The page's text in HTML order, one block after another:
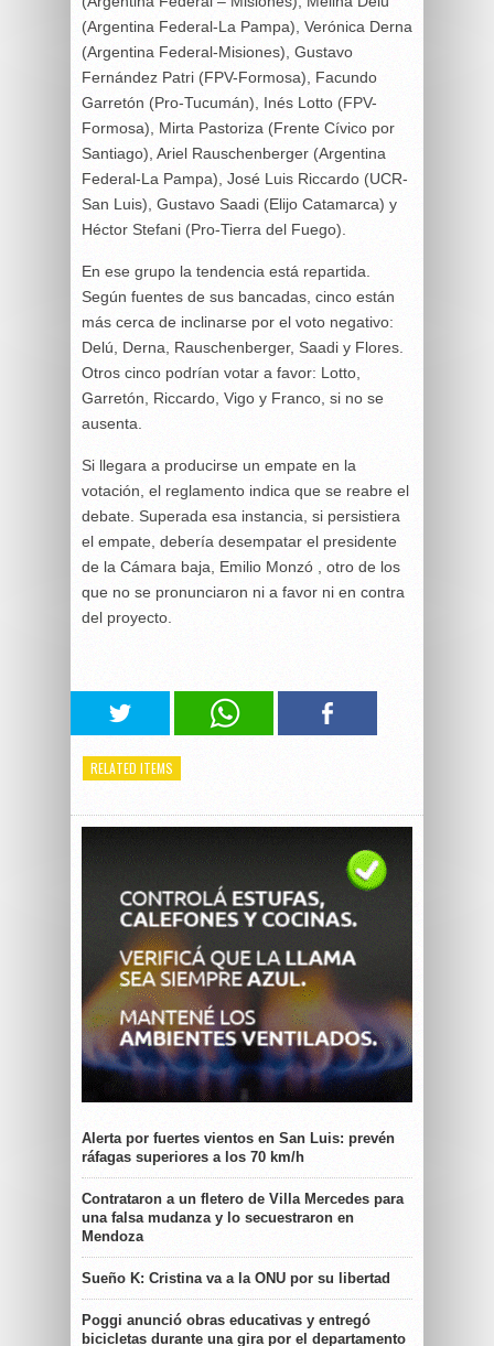
(Argentina Federal-La Pampa), Verónica Derna
(Argentina Federal-Misiones), Gustavo
Fernández Patri (FPV-Formosa), Facundo
Garretón (Pro-Tucumán), Inés Lotto (FPV-
Formosa), Mirta Pastoriza (Frente Cívico por
Santiago), Ariel Rauschenberger (Argentina
Federal-La Pampa), José Luis Riccardo (UCR-
San Luis), Gustavo Saadi (Elijo Catamarca) y
Héctor Stefani (Pro-Tierra del Fuego).
En ese grupo la tendencia está repartida.
Según fuentes de sus bancadas, cinco están
más cerca de inclinarse por el voto negativo:
Delú, Derna, Rauschenberger, Saadi y Flores.
Otros cinco podrían votar a favor: Lotto,
Garretón, Riccardo, Vigo y Franco, si no se
ausenta.
Si llegara a producirse un empate en la
votación, el reglamento indica que se reabre el
debate. Superada esa instancia, si persistiera
el empate, debería desempatar el presidente
de la Cámara baja, Emilio Monzó , otro de los
que no se pronunciaron ni a favor ni en contra
del proyecto.
RELATED ITEMS
Alerta por fuertes vientos en San Luis: prevén
ráfagas superiores a los 70 km/h
Contrataron a un fletero de Villa Mercedes para
una falsa mudanza y lo secuestraron en
Mendoza
Sueño K: Cristina va a la ONU por su libertad
Poggi anunció obras educativas y entregó
bicicletas durante una gira por el departamento